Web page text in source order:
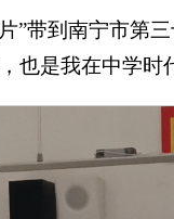
”带到南宁市第
也是我在中学时